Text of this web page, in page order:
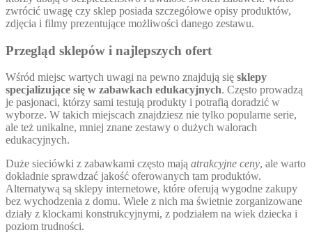
zwrócić uwagę czy sklep posiada szczegółowe opisy produktów,
zdjęcia i filmy prezentujące możliwości danego zestawu.
Przegląd sklepów i najlepszych ofert
Wśród miejsc wartych uwagi na pewno znajdują się sklepy
specjalizujące się w zabawkach edukacyjnych. Często prowadzą
je pasjonaci, którzy sami testują produkty i potrafią doradzić w
wyborze. W takich miejscach znajdziesz nie tylko popularne serie,
ale też unikalne, mniej znane zestawy o dużych walorach
edukacyjnych.
Duże sieciówki z zabawkami często mają atrakcyjne ceny, ale warto
dokładnie sprawdzać jakość oferowanych tam produktów.
Alternatywą są sklepy internetowe, które oferują wygodne zakupy
bez wychodzenia z domu. Wiele z nich ma świetnie zorganizowane
działy z klockami konstrukcyjnymi, z podziałem na wiek dziecka i
poziom trudności.